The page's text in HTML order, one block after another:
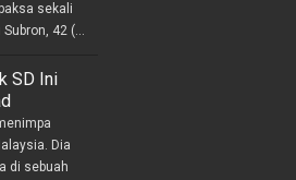
sekali
42 (...
SD Ini
Dia
di sebuah